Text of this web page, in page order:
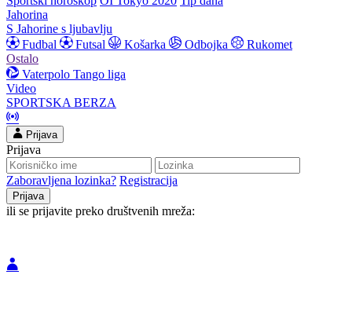
Jahorina
S Jahorine s ljubavlju
Fudbal
Futsal Košarka Odbojka
Rukomet
Ostalo
Vaterpolo Tango liga
Video
SPORTSKA BERZA
Prijava
Prijava
Zaboravljena lozinka? Registracija
ili se prijavite preko društvenih mreža: